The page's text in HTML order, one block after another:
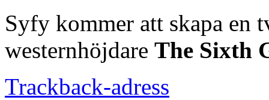
Syfy kommer att skapa en
westernhöjdare The Sixth
Trackback-adress